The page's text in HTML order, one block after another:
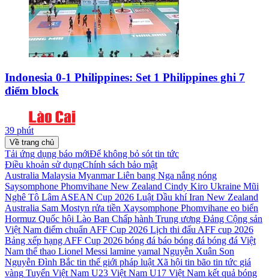
Indonesia 0-1 Philippines: Set 1 Philippines ghi 7
điểm block
39 phút
Về trang chủ
Tải ứng dụng báo mớiĐể không bỏ sót tin tức
Điều khoản sử dụngChính sách bảo mật
Australia Malaysia Myanmar Liên bang Nga nắng nóng
Saysomphone Phomvihane New Zealand Cindy Kiro Ukraine Mũi
Nghê Tô Lâm ASEAN Cup 2026 Luật Dầu khí Iran New Zealand
Australia Sam Mostyn rửa tiền Xaysomphone Phomvihane eo biển
Hormuz Quốc hội Lào Ban Chấp hành Trung ương Đảng Cộng sản
Việt Nam điểm chuẩn AFF Cup 2026 Lịch thi đấu AFF cup 2026
Bảng xếp hạng AFF Cup 2026 bóng đá báo bóng đá bóng đá Việt
Nam thể thao Lionel Messi lamine yamal Nguyễn Xuân Son
Nguyễn Đình Bắc tin thế giới pháp luật Xã hội tin bão tin tức giá
vàng Tuyển Việt Nam U23 Việt Nam U17 Việt Nam kết quả bóng